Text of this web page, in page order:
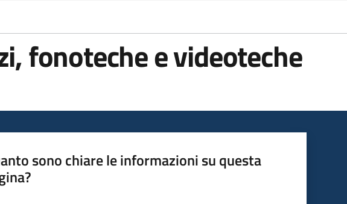
fonoteche e videoteche
sono chiare le informazioni su questa